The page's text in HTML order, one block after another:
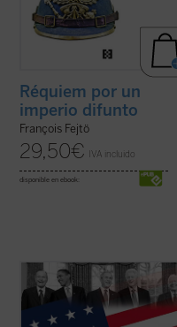
Réquiem por un
imperio difunto
François Fejtö
29,50€ IVA incluido
disponible en ebook:
Uno de los campos en los que es difícil que
se dé en nuestros días una confrontación
pacífica de ideas es el del análisis de las
políticas de los Estados Unidos en el ámbito
exterior, ya que se suelen tomar